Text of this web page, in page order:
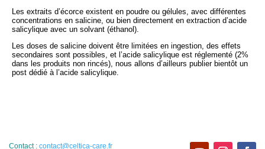
Les extraits d’écorce existent en poudre ou gélules, avec différentes
concentrations en salicine, ou bien directement en extraction d’acide
salicylique avec un solvant (éthanol).
Les doses de salicine doivent être limitées en ingestion, des effets
secondaires sont possibles, et l’acide salicylique est réglementé (2%
dans les produits non rincés), nous allons d’ailleurs publier bientôt un
post dédié à l’acide salicylique.
Contact : contact@celtica-care.fr